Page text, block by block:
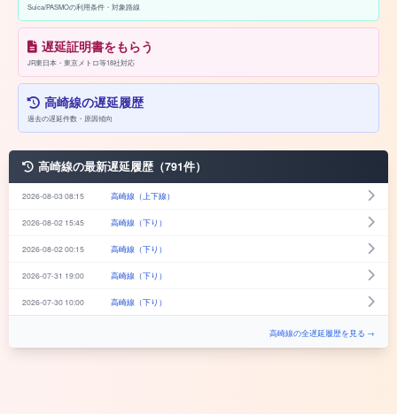
Suica/PASMOの利用条件・対象路線
遅延証明書をもらう
JR東日本・東京メトロ等18社対応
高崎線の遅延履歴
過去の遅延件数・原因傾向
高崎線の最新遅延履歴（791件）
2026-08-03 08:15 高崎線（上下線）
2026-08-02 15:45 高崎線（下り）
2026-08-02 00:15 高崎線（下り）
2026-07-31 19:00 高崎線（下り）
2026-07-30 10:00 高崎線（下り）
高崎線の全遅延履歴を見る →